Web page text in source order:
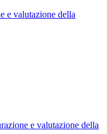
e valutazione della
e valutazione della